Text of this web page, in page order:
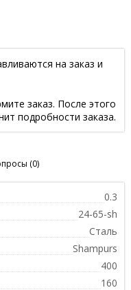
на заказ и
заказ. После этого
подробности заказа.
(0)
0.3
24-65-sh
Сталь
Shampurs
400
160